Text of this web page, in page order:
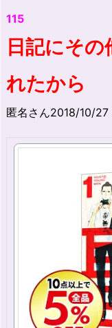
115
日記にそ
れたから
匿名さん2018/10/27